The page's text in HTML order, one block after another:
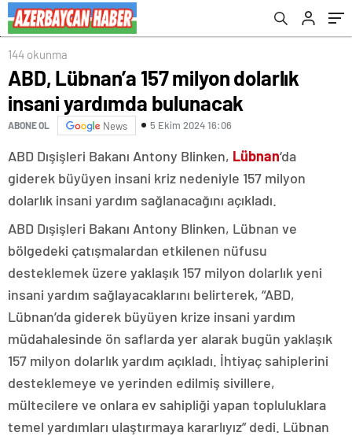
144 okunma
ABD, Lübnan’a 157 milyon dolarlık
insani yardımda bulunacak
ABONE OL News 5 Ekim 2024 16:06
ABD Dışişleri Bakanı Antony Blinken, Lübnan‘da
giderek büyüyen insani kriz nedeniyle 157 milyon
dolarlık insani yardım sağlanacağını açıkladı.
ABD Dışişleri Bakanı Antony Blinken, Lübnan ve
bölgedeki çatışmalardan etkilenen nüfusu
desteklemek üzere yaklaşık 157 milyon dolarlık yeni
insani yardım sağlayacaklarını belirterek, “ABD,
Lübnan’da giderek büyüyen krize insani yardım
müdahalesinde ön saflarda yer alarak bugün yaklaşık
157 milyon dolarlık yardım açıkladı. İhtiyaç sahiplerini
desteklemeye ve yerinden edilmiş sivillere,
mültecilere ve onlara ev sahipliği yapan topluluklara
temel yardımları ulaştırmaya kararlıyız” dedi. Lübnan